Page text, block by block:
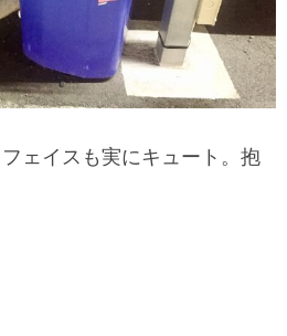
ェイスも実にキュート。抱